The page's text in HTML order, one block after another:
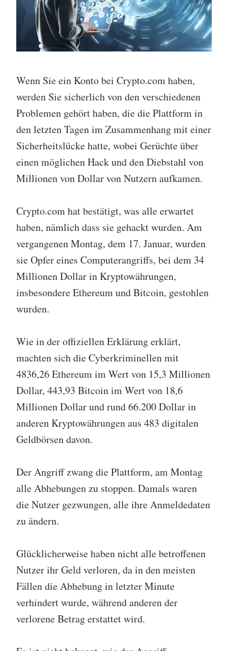
Wenn Sie ein Konto bei Crypto.com haben,
werden Sie sicherlich von den verschiedenen
Problemen gehört haben, die die Plattform in
den letzten Tagen im Zusammenhang mit einer
Sicherheitslücke hatte, wobei Gerüchte über
einen möglichen Hack und den Diebstahl von
Millionen von Dollar von Nutzern aufkamen.
Crypto.com hat bestätigt, was alle erwartet
haben, nämlich dass sie gehackt wurden. Am
vergangenen Montag, dem 17. Januar, wurden
sie Opfer eines Computerangriffs, bei dem 34
Millionen Dollar in Kryptowährungen,
insbesondere Ethereum und Bitcoin, gestohlen
wurden.
Wie in der offiziellen Erklärung erklärt,
machten sich die Cyberkriminellen mit
4836,26 Ethereum im Wert von 15,3 Millionen
Dollar, 443,93 Bitcoin im Wert von 18,6
Millionen Dollar und rund 66.200 Dollar in
anderen Kryptowährungen aus 483 digitalen
Geldbörsen davon.
Der Angriff zwang die Plattform, am Montag
alle Abhebungen zu stoppen. Damals waren
die Nutzer gezwungen, alle ihre Anmeldedaten
zu ändern.
Glücklicherweise haben nicht alle betroffenen
Nutzer ihr Geld verloren, da in den meisten
Fällen die Abhebung in letzter Minute
verhindert wurde, während anderen der
verlorene Betrag erstattet wird.